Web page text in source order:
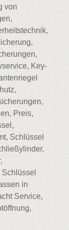
von
Key-
Preis,
Schlüssel
in
Service,